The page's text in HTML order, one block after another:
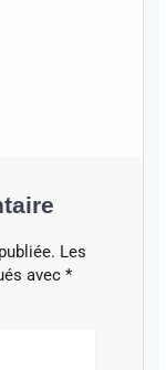
Les
avec *